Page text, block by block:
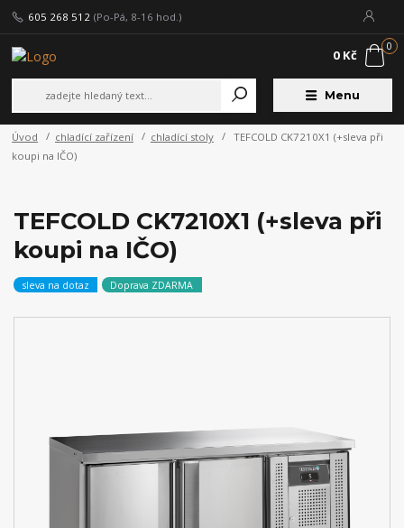
Menu
605 268 512 (Po-Pá, 8-16 hod.)
0
0 Kč
Úvod chladící zařízení chladící stoly
TEFCOLD CK7210X1 (+sleva při
koupi na IČO)
TEFCOLD CK7210X1 (+sleva při
koupi na IČO)
sleva na dotaz Doprava ZDARMA